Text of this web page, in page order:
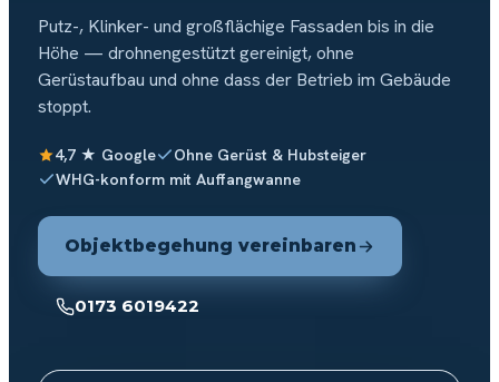
Putz-, Klinker- und großflächige Fassaden bis in die
Höhe — drohnengestützt gereinigt, ohne
Gerüstaufbau und ohne dass der Betrieb im Gebäude
stoppt.
4,7 ★ Google
Ohne Gerüst & Hubsteiger
WHG-konform mit Auffangwanne
Objektbegehung vereinbaren
0173 6019422